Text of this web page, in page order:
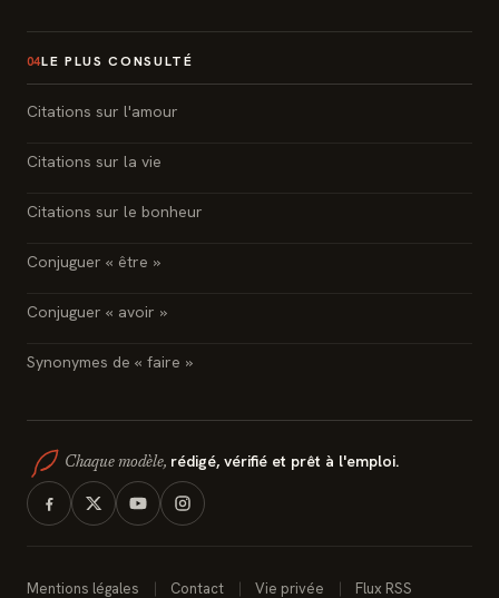
04LE PLUS CONSULTÉ
Citations sur l'amour
Citations sur la vie
Citations sur le bonheur
Conjuguer « être »
Conjuguer « avoir »
Synonymes de « faire »
Chaque modèle, rédigé, vérifié et prêt à l'emploi.
Mentions légales Contact Vie privée Flux RSS